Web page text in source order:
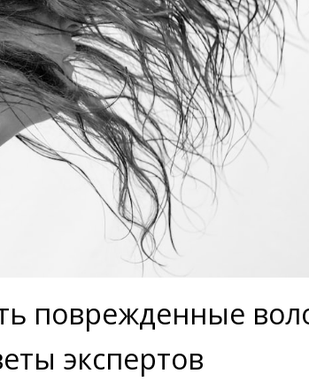
поврежденные
экспертов